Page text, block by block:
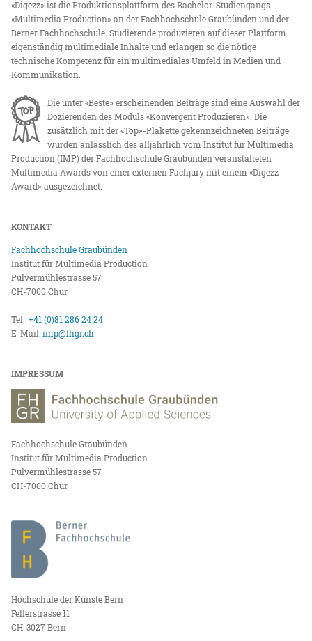
«Digezz» ist die Produktionsplattform des Bachelor-Studiengangs
«Multimedia Production» an der Fachhochschule Graubünden und der
Berner Fachhochschule. Studierende produzieren auf dieser Plattform
eigenständig multimediale Inhalte und erlangen so die nötige
technische Kompetenz für ein multimediales Umfeld in Medien und
Kommunikation.
Die unter «Beste» erscheinenden Beiträge sind eine Auswahl der
Dozierenden des Moduls «Konvergent Produzieren». Die
zusätzlich mit der «Top»-Plakette gekennzeichneten Beiträge
wurden anlässlich des alljährlich vom Institut für Multimedia
Production (IMP) der Fachhochschule Graubünden veranstalteten
Multimedia Awards von einer externen Fachjury mit einem «Digezz-
Award» ausgezeichnet.
KONTAKT
Fachhochschule Graubünden
Institut für Multimedia Production
Pulvermühlestrasse 57
CH-7000 Chur
Tel.:+41 (0)81 286 24 24
E-Mail:imp@fhgr.ch
IMPRESSUM
Fachhochschule Graubünden
Institut für Multimedia Production
Pulvermühlestrasse 57
CH-7000 Chur
Hochschule der Künste Bern
Fellerstrasse 11
CH-3027 Bern